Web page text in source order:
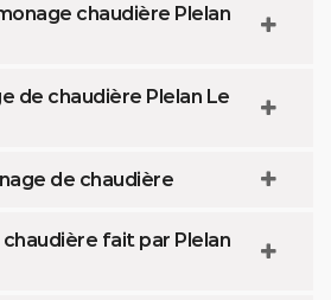
chaudière Plelan
de chaudière Plelan Le
de chaudière
fait par Plelan